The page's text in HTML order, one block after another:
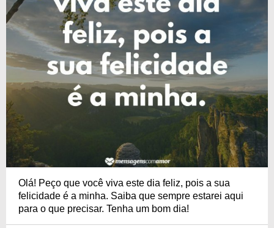
Olá! Peço que você viva este dia feliz, pois a sua
felicidade é a minha. Saiba que sempre estarei aqui
para o que precisar. Tenha um bom dia!